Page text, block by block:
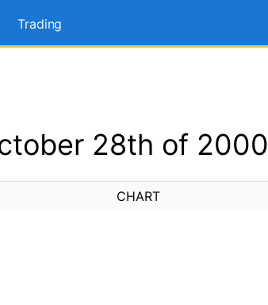
Trading
28th of 2000
CHART